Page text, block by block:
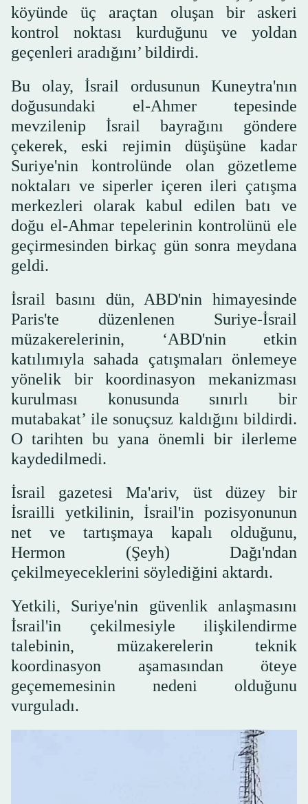
köyünde üç araçtan oluşan bir askeri
kontrol noktası kurduğunu ve yoldan
geçenleri aradığını’ bildirdi.
Bu olay, İsrail ordusunun Kuneytra'nın
doğusundaki el-Ahmer tepesinde
mevzilenip İsrail bayrağını göndere
çekerek, eski rejimin düşüşüne kadar
Suriye'nin kontrolünde olan gözetleme
noktaları ve siperler içeren ileri çatışma
merkezleri olarak kabul edilen batı ve
doğu el-Ahmar tepelerinin kontrolünü ele
geçirmesinden birkaç gün sonra meydana
geldi.
İsrail basını dün, ABD'nin himayesinde
Paris'te düzenlenen Suriye-İsrail
müzakerelerinin, ‘ABD'nin etkin
katılımıyla sahada çatışmaları önlemeye
yönelik bir koordinasyon mekanizması
kurulması konusunda sınırlı bir
mutabakat’ ile sonuçsuz kaldığını bildirdi.
O tarihten bu yana önemli bir ilerleme
kaydedilmedi.
İsrail gazetesi Ma'ariv, üst düzey bir
İsrailli yetkilinin, İsrail'in pozisyonunun
net ve tartışmaya kapalı olduğunu,
Hermon (Şeyh) Dağı'ndan
çekilmeyeceklerini söylediğini aktardı.
Yetkili, Suriye'nin güvenlik anlaşmasını
İsrail'in çekilmesiyle ilişkilendirme
talebinin, müzakerelerin teknik
koordinasyon aşamasından öteye
geçememesinin nedeni olduğunu
vurguladı.